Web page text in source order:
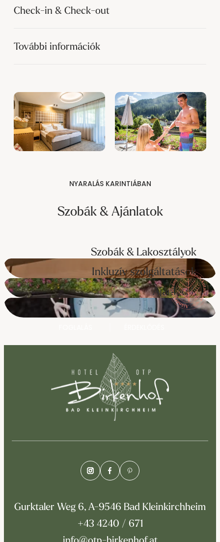
Check-in & Check-out
További információk
NYARALÁS KARINTIÁBAN
Szobák & Ajánlatok
Szobák & Lakosztályok
Inkluzív szolgáltatások
Ajánlatok
Gurktaler Weg 6, A-9546 Bad Kleinkirchheim
+43 4240 / 671